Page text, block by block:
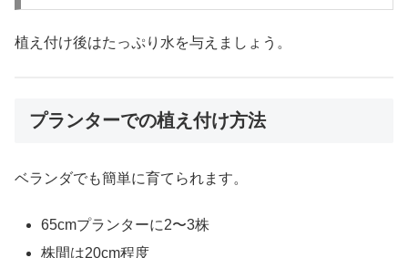
植え付け後はたっぷり水を与えましょう。
プランターでの植え付け方法
ベランダでも簡単に育てられます。
65cmプランターに2〜3株
株間は20cm程度